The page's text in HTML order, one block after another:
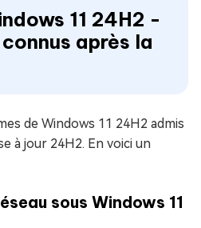
11 24H2 -
après la
de Windows 11 24H2 admis
à jour 24H2. En voici un
sous Windows 11